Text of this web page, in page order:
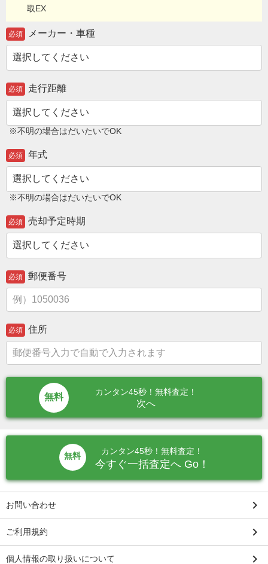
取EX
必須 メーカー・車種
必須 走行距離
※不明の場合はだいたいでOK
必須 年式
※不明の場合はだいたいでOK
必須 売却予定時期
必須 郵便番号
必須 住所
カンタン45秒！無料査定！
次へ
無料
カンタン45秒！無料査定！
今すぐ一括査定へ Go！
お問い合わせ keyboard_arrow_right
ご利用規約 keyboard_arrow_right
個人情報の取り扱いについて keyboard_arrow_right